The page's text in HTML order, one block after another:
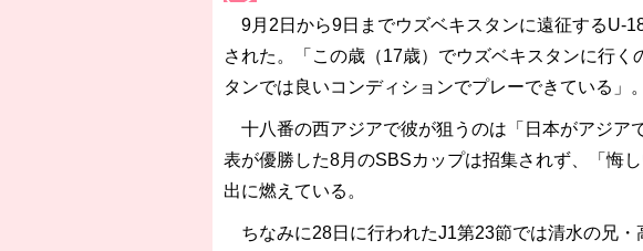
9月2日から9日までウズベキスタンに遠征するU-
された。「この歳（17歳）でウズベキスタンに行
タンでは良いコンディションでプレーできている」。
十八番の西アジアで彼が狙うのは「日本がアジア
表が優勝した8月のSBSカップは招集されず、「悔
出に燃えている。
ちなみに28日に行われたJ1第23節では清水の兄・